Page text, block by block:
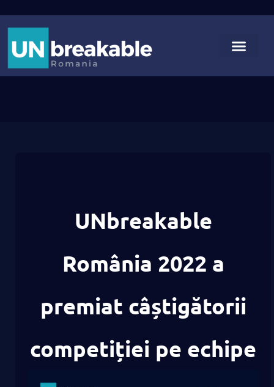
UNbreakable
România 2022 a
premiat câștigătorii
competiției pe echipe